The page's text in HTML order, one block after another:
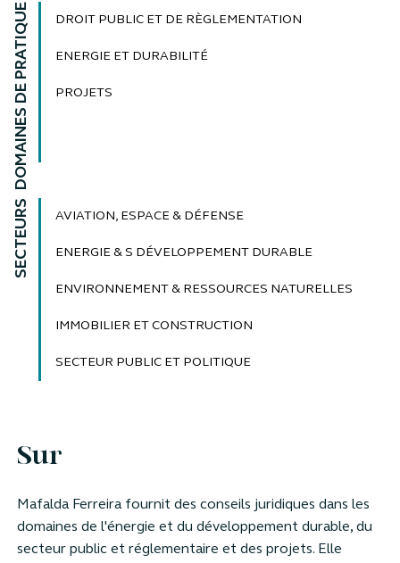
DOMAINES DE PRATIQUE DROIT PUBLIC ET DE RÈGLEMENTATION
ENERGIE ET DURABILITÉ
PROJETS
SECTEURS AVIATION, ESPACE & DÉFENSE
ENERGIE & S DÉVELOPPEMENT DURABLE
ENVIRONNEMENT & RESSOURCES NATURELLES
IMMOBILIER ET CONSTRUCTION
SECTEUR PUBLIC ET POLITIQUE
Sur
Mafalda Ferreira fournit des conseils juridiques dans les
domaines de l'énergie et du développement durable, du
secteur public et réglementaire et des projets. Elle